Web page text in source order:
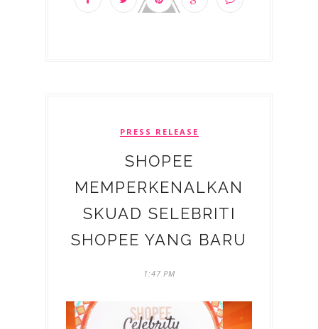
PRESS RELEASE
SHOPEE
MEMPERKENALKAN
SKUAD SELEBRITI
SHOPEE YANG BARU
1:47 PM